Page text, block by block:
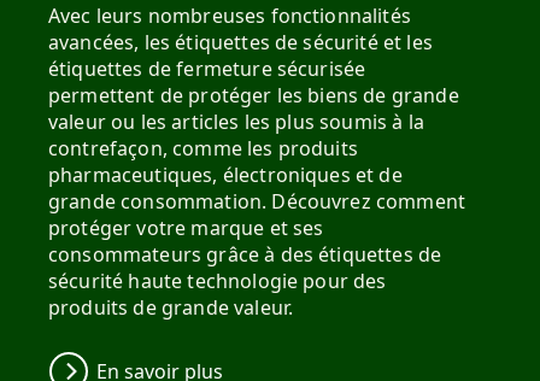
Avec leurs nombreuses fonctionnalités
avancées, les étiquettes de sécurité et les
étiquettes de fermeture sécurisée
permettent de protéger les biens de grande
valeur ou les articles les plus soumis à la
contrefaçon, comme les produits
pharmaceutiques, électroniques et de
grande consommation. Découvrez comment
protéger votre marque et ses
consommateurs grâce à des étiquettes de
sécurité haute technologie pour des
produits de grande valeur.
En savoir plus